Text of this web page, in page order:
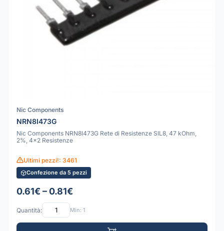
Nic Components
NRN8I473G
Nic Components NRN8I473G Rete di Resistenze SIL8, 47 kOhm,
2%, 4x2 Resistenze
Ultimi pezzi!: 3461
Confezione da 5 pezzi
0.61€ – 0.81€
Quantità: Min: 1